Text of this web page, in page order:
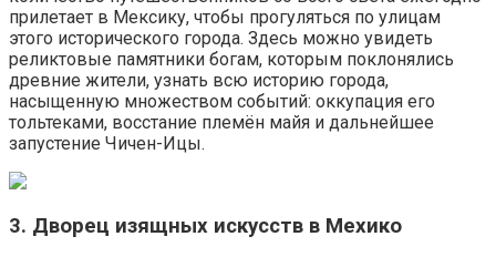
прилетает в Мексику, чтобы прогуляться по улицам
этого исторического города. Здесь можно увидеть
реликтовые памятники богам, которым поклонялись
древние жители, узнать всю историю города,
насыщенную множеством событий: оккупация его
тольтеками, восстание племён майя и дальнейшее
запустение Чичен-Ицы.
3. Дворец изящных искусств в Мехико